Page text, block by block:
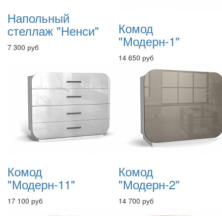
Напольный
стеллаж "Ненси"
7 300 руб
Комод
"Модерн-1"
14 650 руб
Комод
"Модерн-11"
17 100 руб
Комод
"Модерн-2"
14 700 руб